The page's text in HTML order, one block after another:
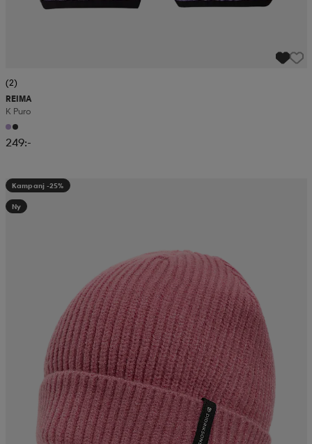
(2)
REIMA
K Puro
249:-
Kampanj -25%
Ny